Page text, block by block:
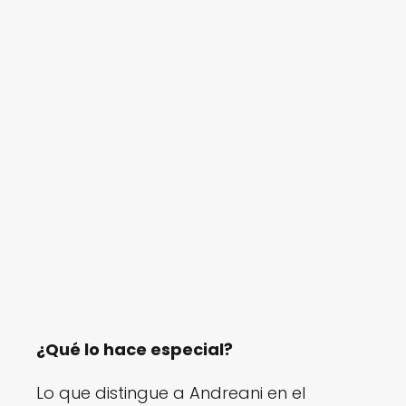
¿Qué lo hace especial?
Lo que distingue a Andreani en el